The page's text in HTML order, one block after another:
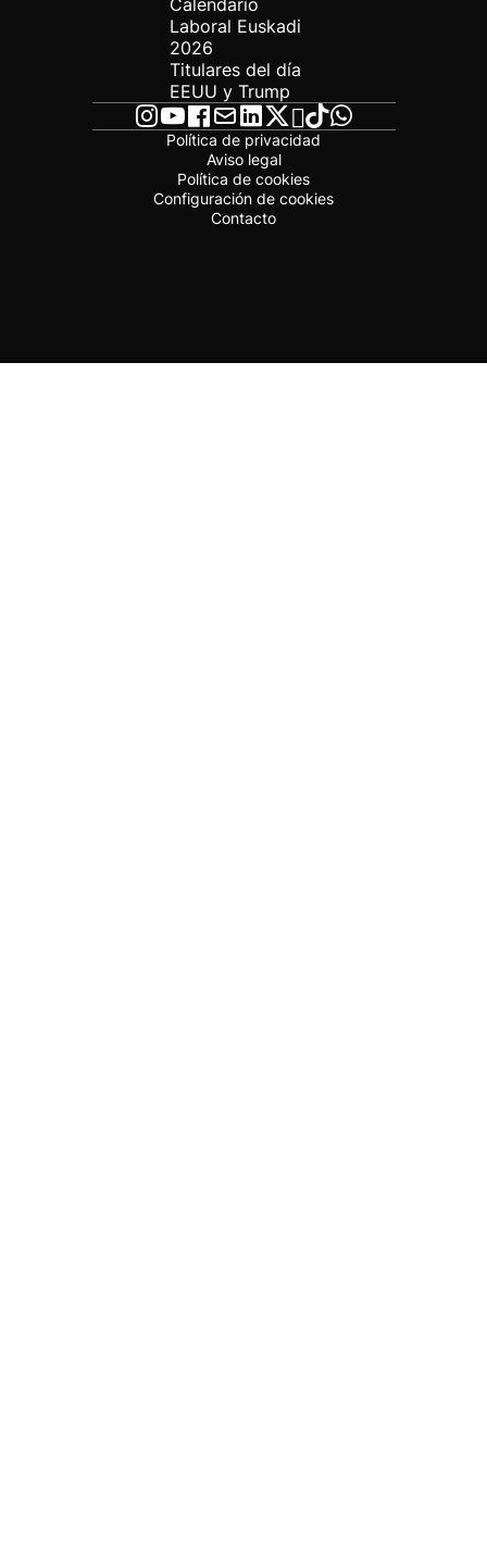
Calendario
Laboral Euskadi
2026
Titulares del día
EEUU y Trump
Política de privacidad
Aviso legal
Política de cookies
Configuración de cookies
Contacto